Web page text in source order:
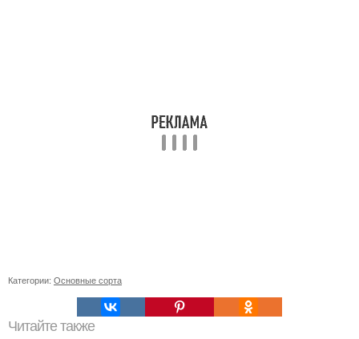
Категории: Основные сорта
Читайте также